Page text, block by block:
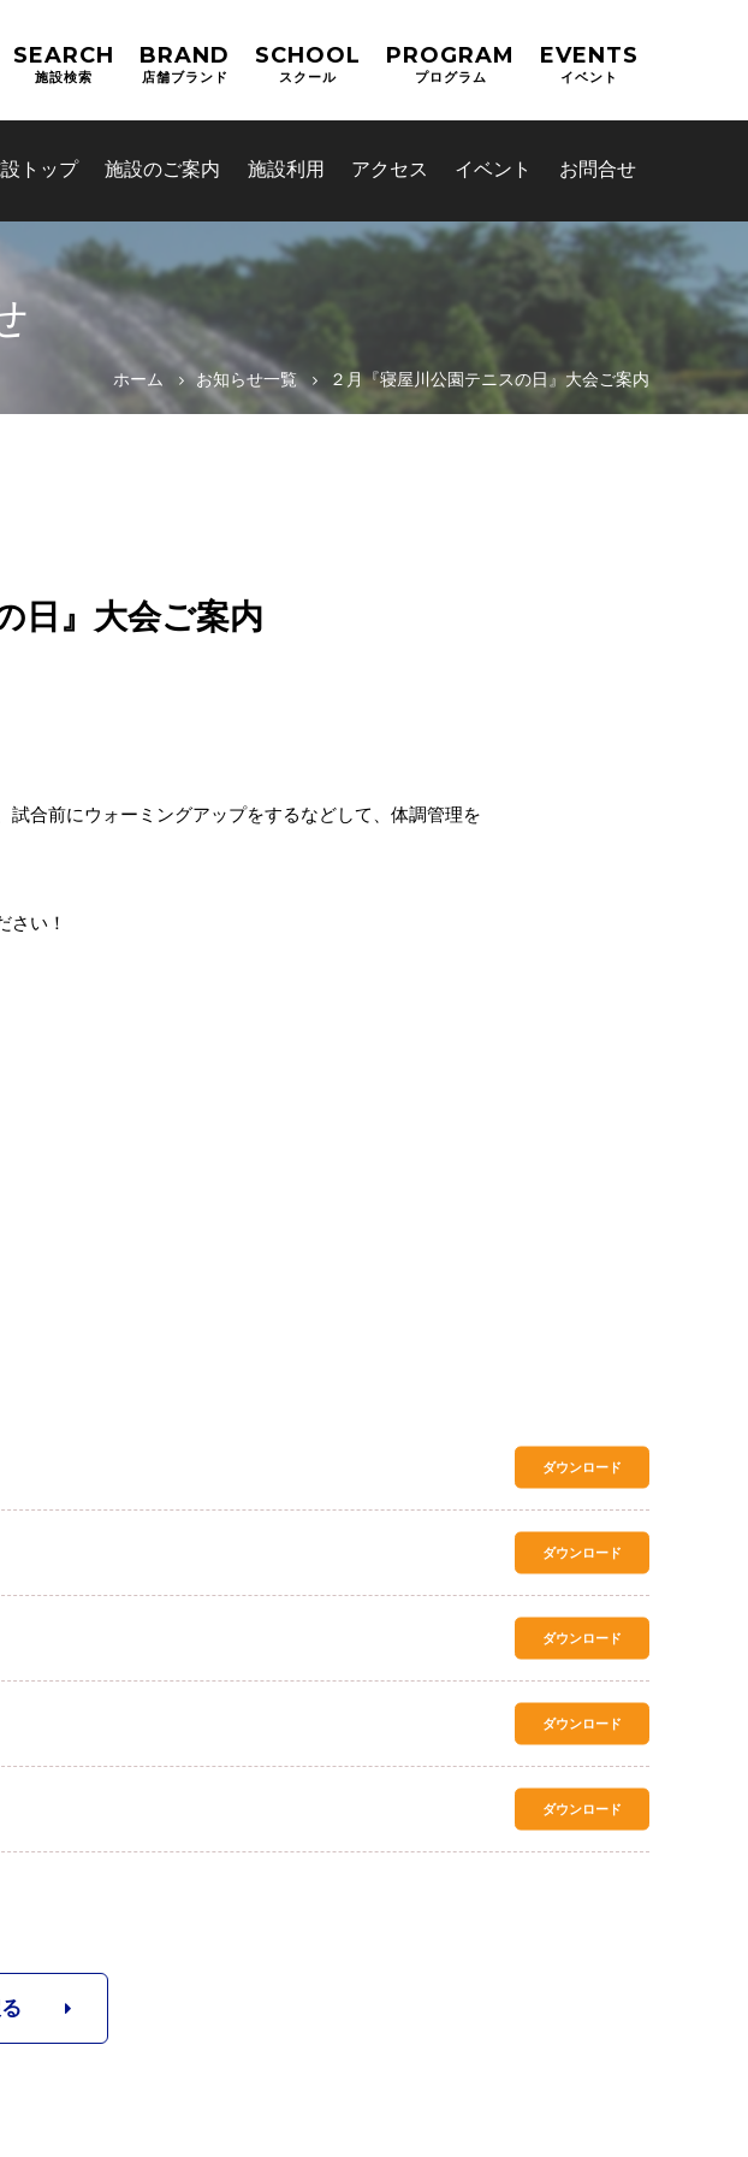
SEARCH
施設検索
BRAND
店舗ブランド
SCHOOL
スクール
PROGRAM
プログラム
EVENTS
イベント
トップ 施設のご案内 施設利用 アクセス イベント お問合せ
ホーム お知らせ一覧 ２月『寝屋川公園テニスの日』大会ご案内
日』大会ご案内
合前にウォーミングアップをするなどして、体調管理を
さい！
ダウンロード
ダウンロード
ダウンロード
ダウンロード
ダウンロード